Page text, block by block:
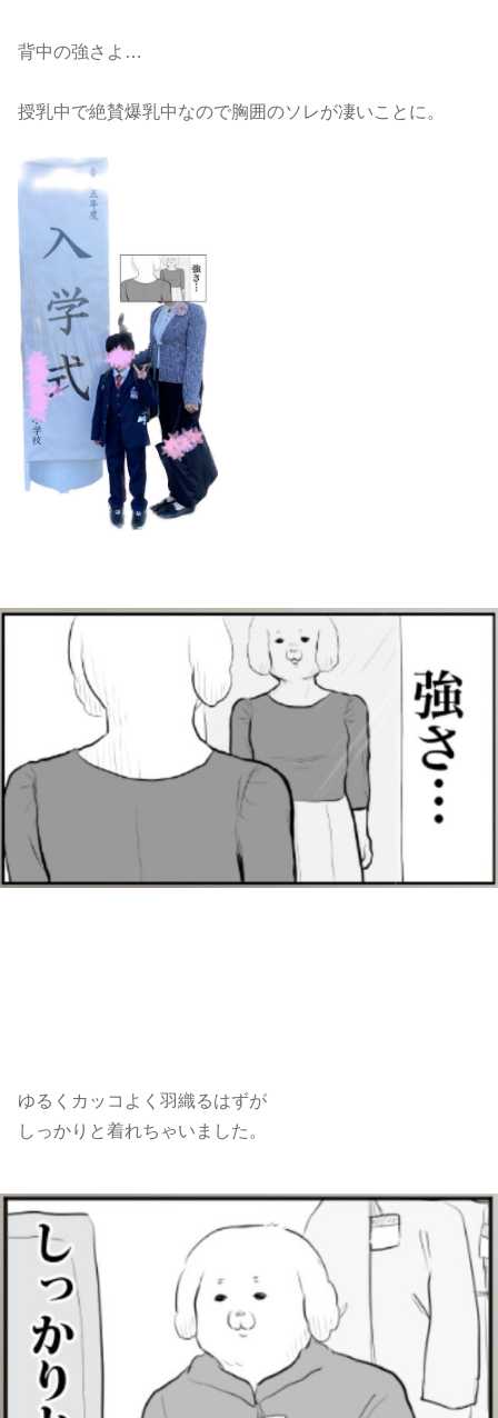
背中の強さよ…
授乳中で絶賛爆乳中なので胸囲のソレが凄いことに。
ゆるくカッコよく羽織るはずが
しっかりと着れちゃいました。